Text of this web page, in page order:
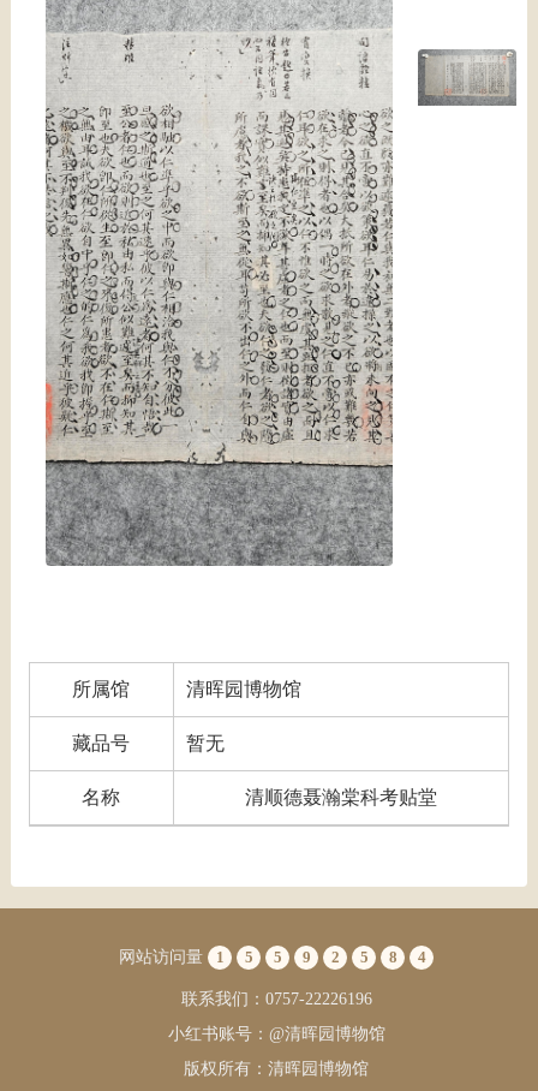
所属馆 清晖园博物馆
藏品号 暂无
名称 清顺德聂瀚棠科考贴堂
网站访问量 1 5 5 9 2 5 8 4
联系我们：0757-22226196
小红书账号：@清晖园博物馆
版权所有：清晖园博物馆